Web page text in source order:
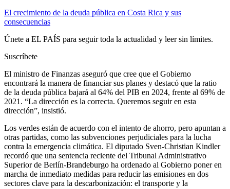
El crecimiento de la deuda pública en Costa Rica y sus
consecuencias
Únete a EL PAÍS para seguir toda la actualidad y leer sin límites.
Suscríbete
El ministro de Finanzas aseguró que cree que el Gobierno
encontrará la manera de financiar sus planes y destacó que la ratio
de la deuda pública bajará al 64% del PIB en 2024, frente al 69% de
2021. “La dirección es la correcta. Queremos seguir en esta
dirección”, insistió.
Los verdes están de acuerdo con el intento de ahorro, pero apuntan a
otras partidas, como las subvenciones perjudiciales para la lucha
contra la emergencia climática. El diputado Sven-Christian Kindler
recordó que una sentencia reciente del Tribunal Administrativo
Superior de Berlín-Brandeburgo ha ordenado al Gobierno poner en
marcha de inmediato medidas para reducir las emisiones en dos
sectores clave para la descarbonización: el transporte y la